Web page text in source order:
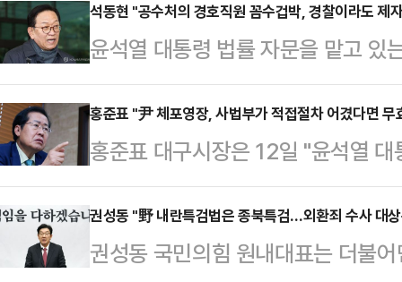
못했다. "특검 자체를 막아야 한다"
요하다"는 의견이 엇갈렸다. 이에
소속 의원들로부터 위임받아, 오는
원내대표는 13일 오후 국회에서 열
당이 제출한 내란특검법에 대해서
대한 의원…
석동현 "공수처의 경호직원 꼼수겁박, 경찰이라도 제
윤석열 대통령 법률 자문을 맡고 있
처 직원들을 상대로 겁박을 하고 있
주장을 펼쳤다.윤 대통령과 서울
고 있는 석 변호사는 이날 본인의
경호처에 '체포집행에 협조하라'며
지원 병력을 겁박하고 이간계까지
처 직원들이나 경호를 지원하는 군
홍준표 "尹 체포영장, 사법부가 적접절차 어겼다면 무
홍준표 대구시장은 12일 "윤석열
우리법연구회 소속 특정 법관에게
부받았다면 공수처장, 판사뿐만 아
본부장도 중죄를 저지른 것"이라고
권성동 "野 내란특검법은 종북특검…외환죄 수사 대
권성동 국민의힘 원내대표는 더불